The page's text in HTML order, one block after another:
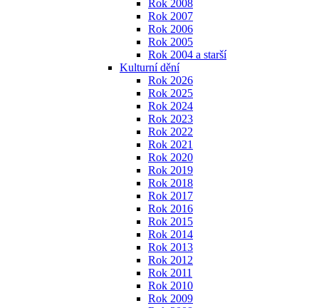
Rok 2008
Rok 2007
Rok 2006
Rok 2005
Rok 2004 a starší
Kulturní dění
Rok 2026
Rok 2025
Rok 2024
Rok 2023
Rok 2022
Rok 2021
Rok 2020
Rok 2019
Rok 2018
Rok 2017
Rok 2016
Rok 2015
Rok 2014
Rok 2013
Rok 2012
Rok 2011
Rok 2010
Rok 2009